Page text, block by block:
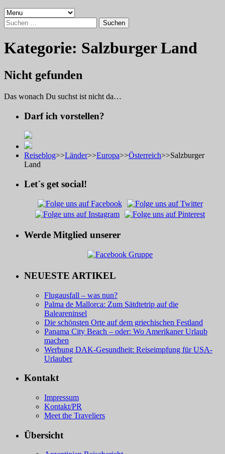
Suchen
nach:
Kategorie: Salzburger Land
Nicht gefunden
Das wonach Du suchst ist nicht da…
Darf ich vorstellen?
Reiseblog>>Länder>>Europa>>Österreich>>Salzburger
Land
Let´s get social!
Werde Mitglied unserer
NEUESTE ARTIKEL
Flugausfall – was nun?
Palma de Mallorca: Zum Sätdtetrip auf die
Baleareninsel
Die schönsten Orte auf dem griechischen Festland
Panama City Beach – oder: Wo Amerikaner Urlaub
machen
Werbung DAK-Gesundheit: Reiseimpfung für USA-
Urlauber
Kontakt
Impressum
Kontakt/PR
Meet the Traveliers
Übersicht